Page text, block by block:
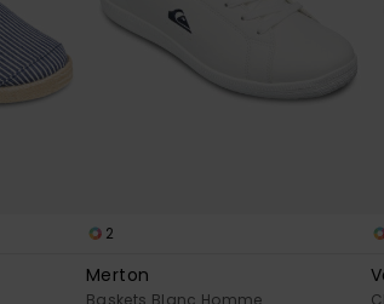
2
Merton